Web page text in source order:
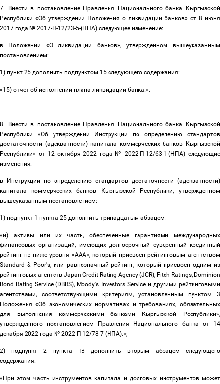
7. Внести в постановление Правления Национального банка Кыргызской
Республики «Об утверждении Положения о ликвидации банков» от 8 июня
2017 года № 2017-П-12/23-5-(НПА) следующее изменение:
в Положении «О ликвидации банков», утвержденном вышеуказанным
постановлением:
1) пункт 25 дополнить подпунктом 15 следующего содержания:
«15) отчет об исполнении плана ликвидации банка.».
8. Внести в постановление Правления Национального банка Кыргызской
Республики «Об утверждении Инструкции по определению стандартов
достаточности (адекватности) капитала коммерческих банков Кыргызской
Республики» от 12 октября 2022 года № 2022-П-12/63-1-(НПА) следующие
изменения:
в Инструкции по определению стандартов достаточности (адекватности)
капитала коммерческих банков Кыргызской Республики, утвержденном
вышеуказанным постановлением:
1) подпункт 1 пункта 25 дополнить тринадцатым абзацем:
«и) активы или их часть, обеспеченные гарантиями международных
финансовых организаций, имеющих долгосрочный суверенный кредитный
рейтинг не ниже уровня «ААА», который присвоен рейтинговым агентством
Standard & Poor's, или равнозначный рейтинг, который присвоен одним из
рейтинговых агентств Japan Credit Rating Agency (JCR), Fitch Ratings, Dominion
Bond Rating Service (DBRS), Moody's Investors Service и другими рейтинговыми
агентствами, соответствующими критериям, установленным пунктом 3
Положения «Об экономических нормативах и требованиях, обязательных
для выполнения коммерческими банками Кыргызской Республики»,
утвержденного постановлением Правления Национального банка от 14
декабря 2022 года № 2022-П-12/78-7-(НПА).»;
2) подпункт 2 пункта 18 дополнить вторым абзацем следующего
содержания:
«При этом часть инструментов капитала и долговых инструментов может